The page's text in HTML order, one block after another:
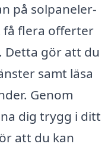
på solpaneler-
få flera offerter
Detta gör att du
samt läsa
Genom
dig trygg i ditt
att du kan